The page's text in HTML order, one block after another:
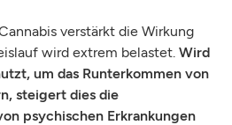
verstärkt die Wirkung
wird extrem belastet.Wird
um das Runterkommen von
steigert dies die
psychischen Erkrankungen